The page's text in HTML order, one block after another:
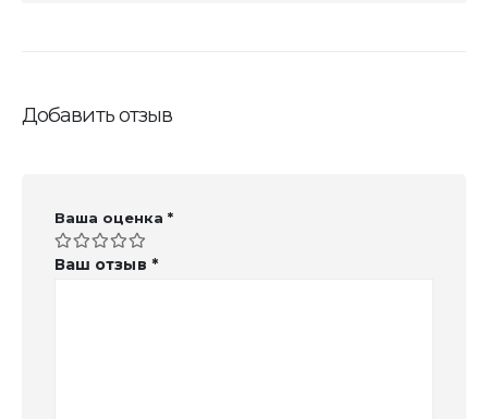
Добавить отзыв
Ваша оценка *
Ваш отзыв *